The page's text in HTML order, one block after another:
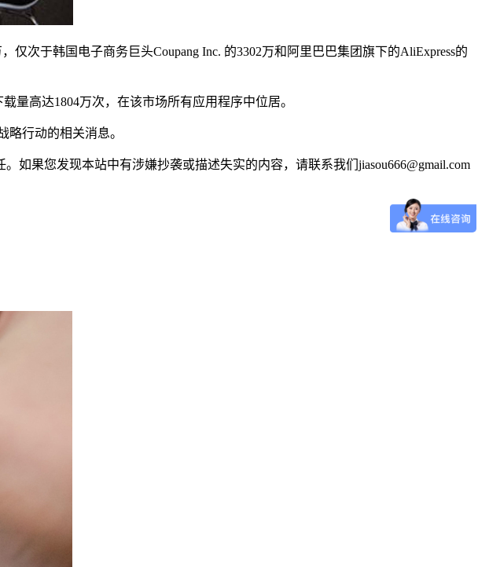
次于韩国电子商务巨头Coupang Inc. 的3302万和阿里巴巴集团旗下的AliExpress的
量高达1804万次，在该市场所有应用程序中位居。
行动的相关消息。
果您发现本站中有涉嫌抄袭或描述失实的内容，请联系我们jiasou666@gmail.com